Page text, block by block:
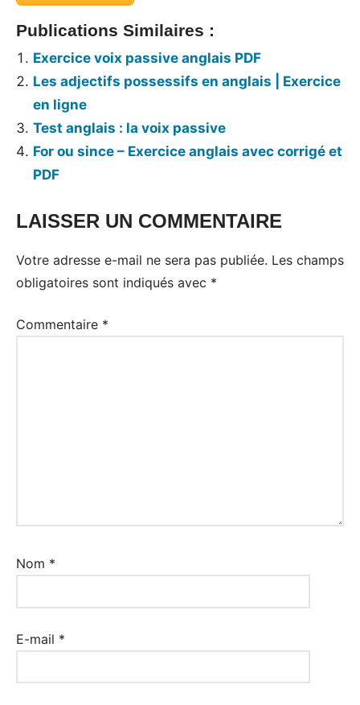
Publications Similaires :
Exercice voix passive anglais PDF
Les adjectifs possessifs en anglais | Exercice
en ligne
Test anglais : la voix passive
For ou since – Exercice anglais avec corrigé et
PDF
LAISSER UN COMMENTAIRE
Votre adresse e-mail ne sera pas publiée. Les champs
obligatoires sont indiqués avec *
Commentaire *
Nom *
E-mail *